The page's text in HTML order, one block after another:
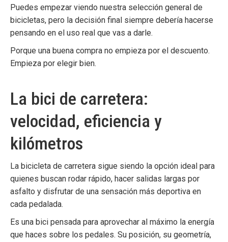
Puedes empezar viendo nuestra selección general de
bicicletas, pero la decisión final siempre debería hacerse
pensando en el uso real que vas a darle.
Porque una buena compra no empieza por el descuento.
Empieza por elegir bien.
La bici de carretera:
velocidad, eficiencia y
kilómetros
La bicicleta de carretera sigue siendo la opción ideal para
quienes buscan rodar rápido, hacer salidas largas por
asfalto y disfrutar de una sensación más deportiva en
cada pedalada.
Es una bici pensada para aprovechar al máximo la energía
que haces sobre los pedales. Su posición, su geometría,